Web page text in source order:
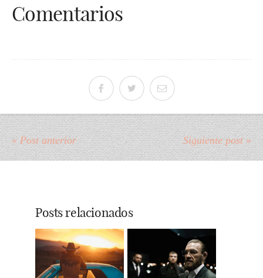
Comentarios
« Post anterior Siguiente post »
Posts relacionados